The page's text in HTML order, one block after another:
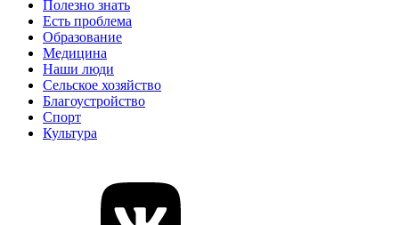
Полезно знать
Есть проблема
Образование
Медицина
Наши люди
Сельское хозяйство
Благоустройство
Спорт
Культура